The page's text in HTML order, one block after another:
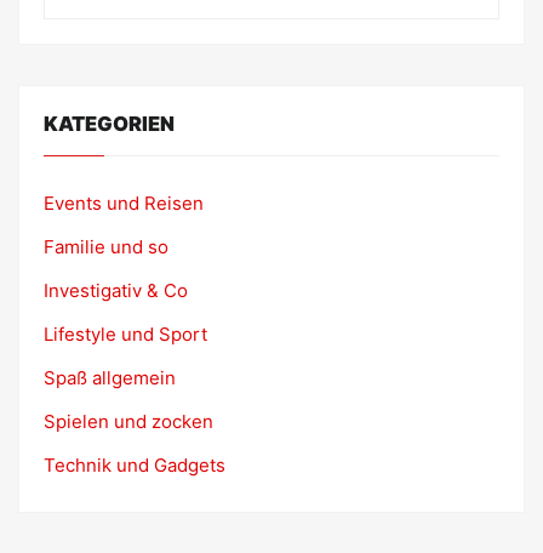
KATEGORIEN
Events und Reisen
Familie und so
Investigativ & Co
Lifestyle und Sport
Spaß allgemein
Spielen und zocken
Technik und Gadgets